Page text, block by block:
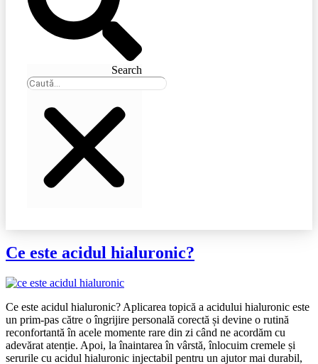
Search
Ce este acidul hialuronic?
Ce este acidul hialuronic? Aplicarea topică a acidului hialuronic este
un prim-pas către o îngrijire personală corectă și devine o rutină
reconfortantă în acele momente rare din zi când ne acordăm cu
adevărat atenție. Apoi, la înaintarea în vârstă, înlocuim cremele și
serurile cu acidul hialuronic injectabil pentru un ajutor mai durabil,